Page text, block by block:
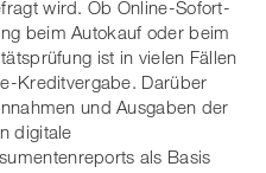
wird. Ob Online-Sofort-
beim Autokauf oder beim
ist in vielen Fällen
Kreditvergabe. Darüber
und Ausgaben der
digitale
als Basis